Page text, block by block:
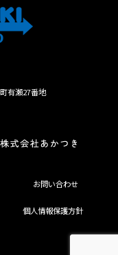
有瀬27番地
お問い合わせ
個人情報保護方針